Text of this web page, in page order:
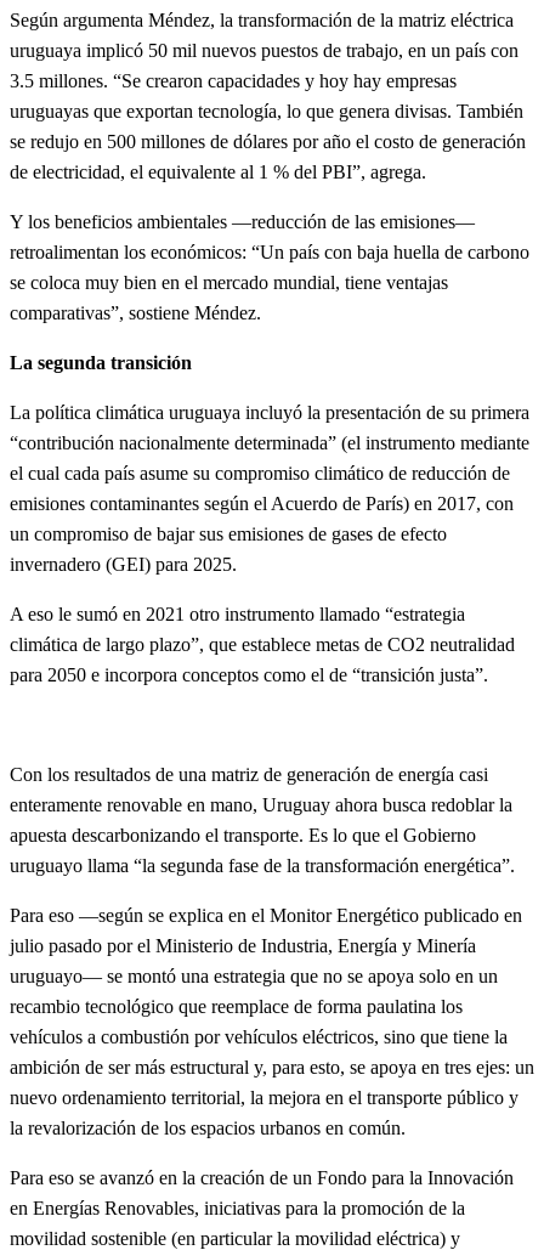
Según argumenta Méndez, la transformación de la matriz eléctrica
uruguaya implicó 50 mil nuevos puestos de trabajo, en un país con
3.5 millones. “Se crearon capacidades y hoy hay empresas
uruguayas que exportan tecnología, lo que genera divisas. También
se redujo en 500 millones de dólares por año el costo de generación
de electricidad, el equivalente al 1 % del PBI”, agrega.
Y los beneficios ambientales ―reducción de las emisiones―
retroalimentan los económicos: “Un país con baja huella de carbono
se coloca muy bien en el mercado mundial, tiene ventajas
comparativas”, sostiene Méndez.
La segunda transición
La política climática uruguaya incluyó la presentación de su primera
“contribución nacionalmente determinada” (el instrumento mediante
el cual cada país asume su compromiso climático de reducción de
emisiones contaminantes según el Acuerdo de París) en 2017, con
un compromiso de bajar sus emisiones de gases de efecto
invernadero (GEI) para 2025.
A eso le sumó en 2021 otro instrumento llamado “estrategia
climática de largo plazo”, que establece metas de CO2 neutralidad
para 2050 e incorpora conceptos como el de “transición justa”.
Con los resultados de una matriz de generación de energía casi
enteramente renovable en mano, Uruguay ahora busca redoblar la
apuesta descarbonizando el transporte. Es lo que el Gobierno
uruguayo llama “la segunda fase de la transformación energética”.
Para eso ―según se explica en el Monitor Energético publicado en
julio pasado por el Ministerio de Industria, Energía y Minería
uruguayo― se montó una estrategia que no se apoya solo en un
recambio tecnológico que reemplace de forma paulatina los
vehículos a combustión por vehículos eléctricos, sino que tiene la
ambición de ser más estructural y, para esto, se apoya en tres ejes: un
nuevo ordenamiento territorial, la mejora en el transporte público y
la revalorización de los espacios urbanos en común.
Para eso se avanzó en la creación de un Fondo para la Innovación
en Energías Renovables, iniciativas para la promoción de la
movilidad sostenible (en particular la movilidad eléctrica) y